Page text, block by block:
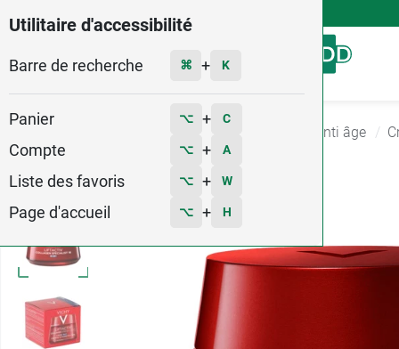
Utilitaire d'accessibilité
Barre de recherche ⌘ + K
Panier ⌥ + C
Compte ⌥ + A
Liste des favoris ⌥ + W
Page d'accueil ⌥ + H
Menu
Soin anti rides et anti âge
1